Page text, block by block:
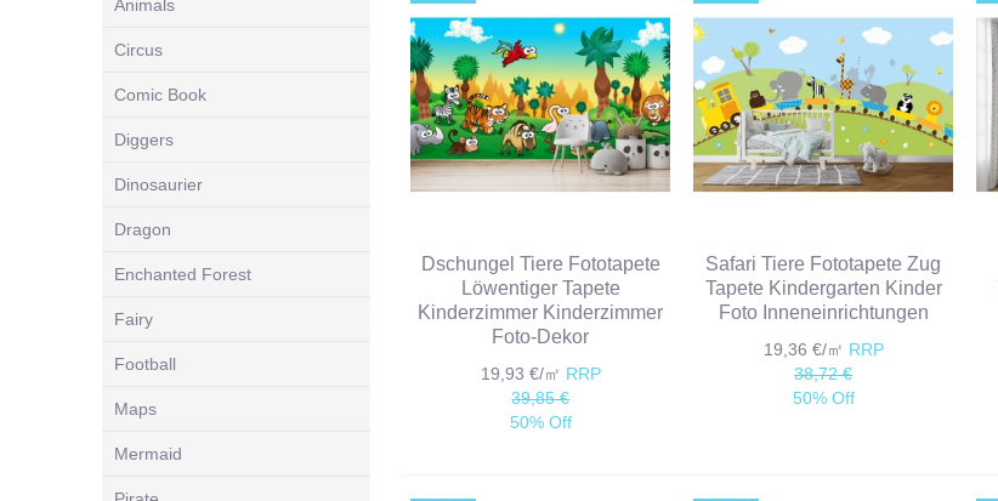
Dschungel Tiere Fototapete
Löwentiger Tapete
Kinderzimmer Kinderzimmer
Foto-Dekor
19,93 €/㎡ RRP
39,85 €
50% Off
Safari Tiere Fototapete Zug
Tapete Kindergarten Kinder
Foto Inneneinrichtungen
19,36 €/㎡ RRP
38,72 €
50% Off
Animals
Circus
Comic Book
Diggers
Dinosaurier
Dragon
Enchanted Forest
Fairy
Football
Maps
Mermaid